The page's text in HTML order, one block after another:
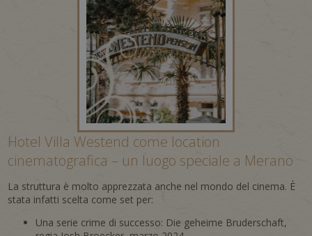
Hotel Villa Westend come location
cinematografica – un luogo speciale a Merano
La struttura è molto apprezzata anche nel mondo del cinema. È
stata infatti scelta come set per:
Una serie crime di successo: Die geheime Bruderschaft,